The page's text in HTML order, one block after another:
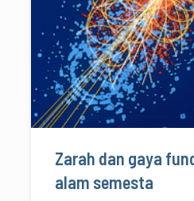
Zarah dan gaya
alam semesta